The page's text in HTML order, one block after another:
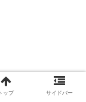
トップ サイドバー